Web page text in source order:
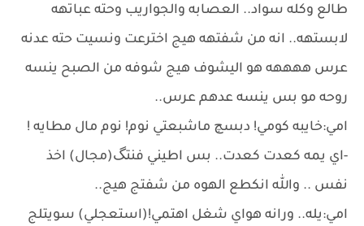
طالع وكله سواد.. العصابه والجواريب وحته عباتهه
لابستهه.. انه من شفتهه هيج اخترعت ونسيت حته عدنه
عرس ههههه هو اليشوف هيج شوفه من الصبح ينسه
روحه مو بس ينسه عدهم عرس..
امي:خايبه كومي! دبسچ ماشبعتي نوم! نوم مال مطايه !
-اي يمه كعدت كعدت.. بس اطيني فنتگ(مجال) اخذ
نفس .. والله انكطع الهوه من شفتج هيج..
امي:يله.. ورانه هواي شغل اهتمي!(استعجلي) سويتلج